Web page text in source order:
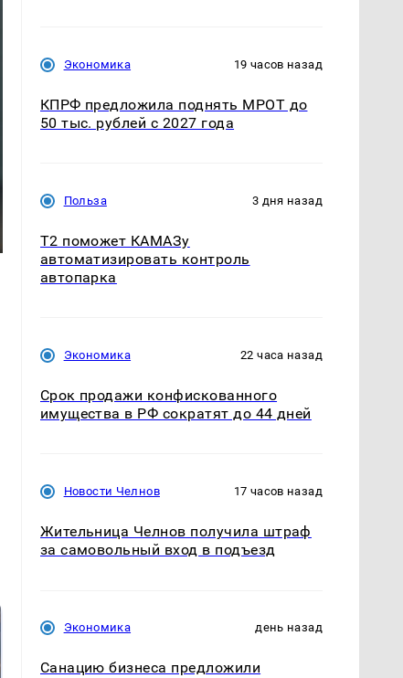
Экономика 19 часов назад
КПРФ предложила поднять МРОТ до
50 тыс. рублей с 2027 года
Польза 3 дня назад
T2 поможет КАМАЗу
автоматизировать контроль
автопарка
Экономика 22 часа назад
Срок продажи конфискованного
имущества в РФ сократят до 44 дней
Новости Челнов 17 часов назад
Жительница Челнов получила штраф
за самовольный вход в подъезд
Экономика день назад
Санацию бизнеса предложили